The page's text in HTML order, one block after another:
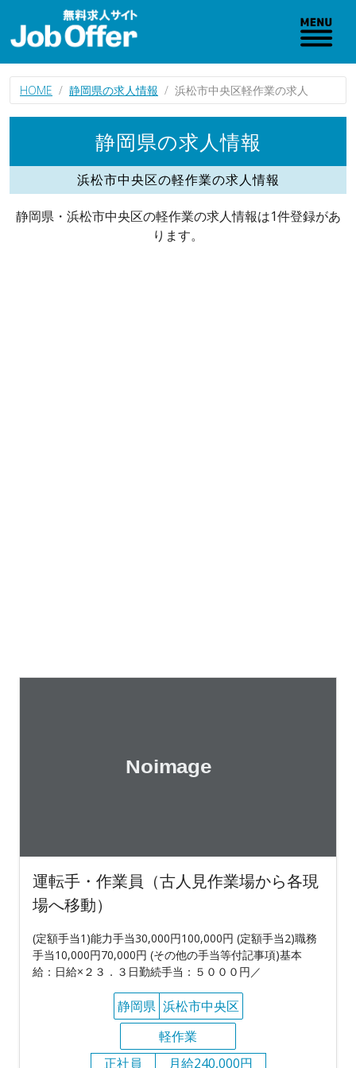
HOME 静岡県の求人情報 浜松市中央区軽作業の求人
静岡県の求人情報
浜松市中央区の軽作業の求人情報
静岡県・浜松市中央区の軽作業の求人情報は1件登録があ
ります。
運転手・作業員（古人見作業場から各現
場へ移動）
(定額手当1)能力手当30,000円100,000円 (定額手当2)職務
手当10,000円70,000円 (その他の手当等付記事項)基本
給：日給×２３．３日勤続手当：５０００円／
静岡県 浜松市中央区
軽作業
正社員
月給240,000円